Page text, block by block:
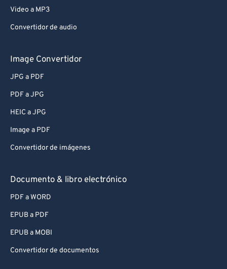
Video a MP3
Convertidor de audio
Image Convertidor
JPG a PDF
PDF a JPG
HEIC a JPG
Image a PDF
Convertidor de imágenes
Documento & libro electrónico
PDF a WORD
EPUB a PDF
EPUB a MOBI
Convertidor de documentos